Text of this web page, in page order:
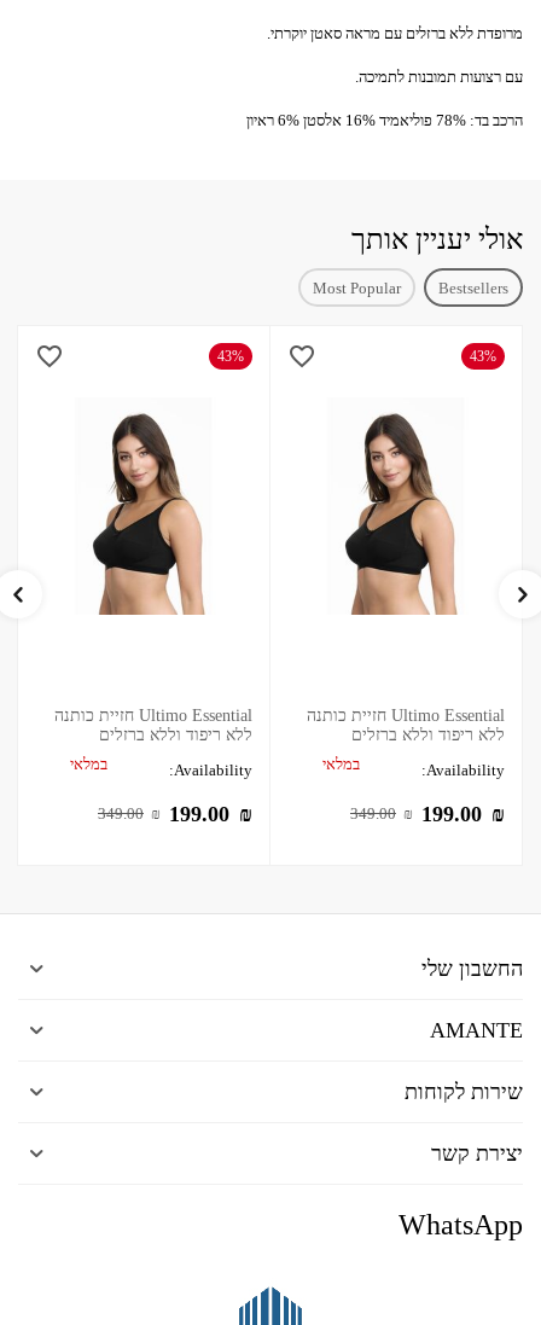
מרופדת ללא ברזלים עם מראה סאטן יוקרתי.
עם רצועות תמובנות לתמיכה.
הרכב בד: 78% פוליאמיד 16% אלסטן 6% ראיון
אולי יעניין אותך
Bestsellers
Most Popular
43%
Ultimo Essential חזיית כותנה
ללא ריפוד וללא ברזלים
Availability:
במלאי
349.00 ₪ 199.00 ₪
43%
Ultimo Essential חזיית כותנה
ללא ריפוד וללא ברזלים
Availability:
במלאי
349.00 ₪ 199.00 ₪
החשבון שלי
AMANTE
שירות לקוחות
יצירת קשר
WhatsApp